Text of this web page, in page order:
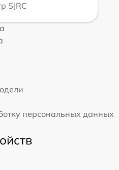
SJRC
персональных данных